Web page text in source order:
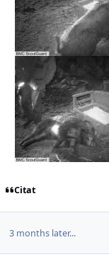
Citat
3 months later...